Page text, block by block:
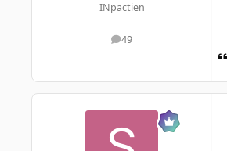
INpactien
49
messages